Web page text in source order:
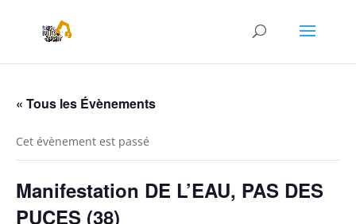
« Tous les Évènements
Cet évènement est passé
Manifestation DE L’EAU, PAS DES
PUCES (38)